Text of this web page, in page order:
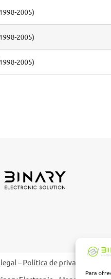
Para
2005)
2005)
2005)
–Política de privacidad